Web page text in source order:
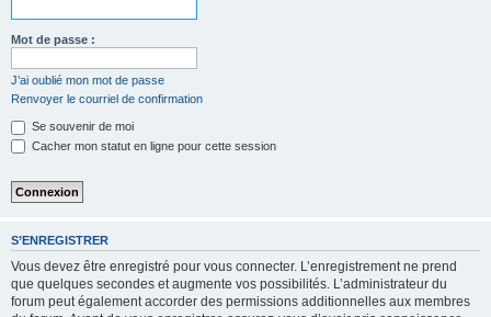
Mot de passe :
J’ai oublié mon mot de passe
Renvoyer le courriel de confirmation
Se souvenir de moi
Cacher mon statut en ligne pour cette session
S’ENREGISTRER
Vous devez être enregistré pour vous connecter. L’enregistrement ne prend
que quelques secondes et augmente vos possibilités. L’administrateur du
forum peut également accorder des permissions additionnelles aux membres